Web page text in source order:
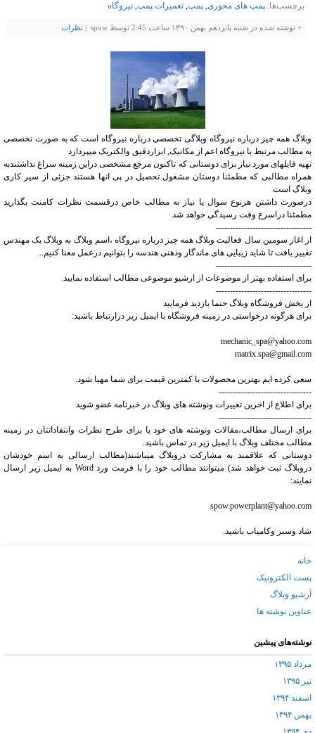
برچسب‌ها: پمپ های محوری, پمپ, تعمیرات پمپ, نیروگاه
+ نوشته شده در شنبه پانزدهم بهمن ۱۳۹۰ ساعت 2:45 توسط spow | نظرات
وبلاگ همه چیز درباره نیروگاه وبلاگی تخصصی درباره نیروگاه است که به صورت تخصصی
به مطالب مرتبط با نیروگاه اعم از مکانیک, ابزاردقیق والکتریک میپردازد
تهیه فایلهای مورد نیاز برای دوستانی که تاکنون مرجع مشخصی دراین زمینه سراغ نداشتندبه
همراه مطالبی که مطمئنا دوستان مشغول تحصیل در پی انها هستند جزئی از سیر کاری
وبلاگ است
درصورت داشتن هرنوع سوال یا نیاز به مطالب خاص درقسمت نظرات کامنت بگذارید
مطمئنا دراسرع وقت رسیدگی خواهد شد.
----------------------------------
از اغاز سومین سال فعالیت وبلاگ همه چیز درباره نیروگاه ،اسم وبلاگ به وبلاگ یک مهندس
تغییر یافت تا شاید زیبایی های ماندگار وذهنی هندسه را بتوانیم درعمل معنا کنیم...
----------------------------------
برای استفاده بهتر از موضوعات از ارشیو موضوعی مطالب استفاده نمایید.
----------------------------------
از بخش فروشگاه وبلاگ حتما بازدید فرمایید
برای هرگونه درخواستی در زمینه فروشگاه با ایمیل زیر درارتباط باشید:
mechanic_spa@yahoo.com
matrix.spa@gmail.com
سعی کرده ایم بهترین محصولات با کمترین قیمت برای شما مهیا شود.
---------------------------------
برای اطلاع از اخرین تغییرات ونوشته های وبلاگ در خبرنامه عضو شوید
---------------------------------
برای ارسال مطالب،مقالات ونوشته های خود یا برای طرح نظرات وانتقاداتتان در زمینه
مطالب مختلف وبلاگ با ایمیل زیر در تماس باشید.
دوستانی که علاقمند به مشارکت دروبلاگ میباشند(مطالب ارسالی به اسم خودشان
دروبلاگ ثبت خواهد شد) میتوانند مطالب خود را با فرمت ورد Word به ایمیل زیر ارسال
نمایند:
spow.powerplant@yahoo.com
شاد وسبز وکامیاب باشید.
خانه
پست الکترونیک
آرشیو وبلاگ
عناوین نوشته ها
نوشته‌های پیشین
مرداد ۱۳۹۵
تیر ۱۳۹۵
اسفند ۱۳۹۴
بهمن ۱۳۹۴